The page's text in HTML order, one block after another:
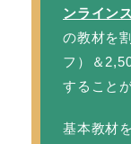
ンライン
の教材を
フ）＆
すること
基本教材